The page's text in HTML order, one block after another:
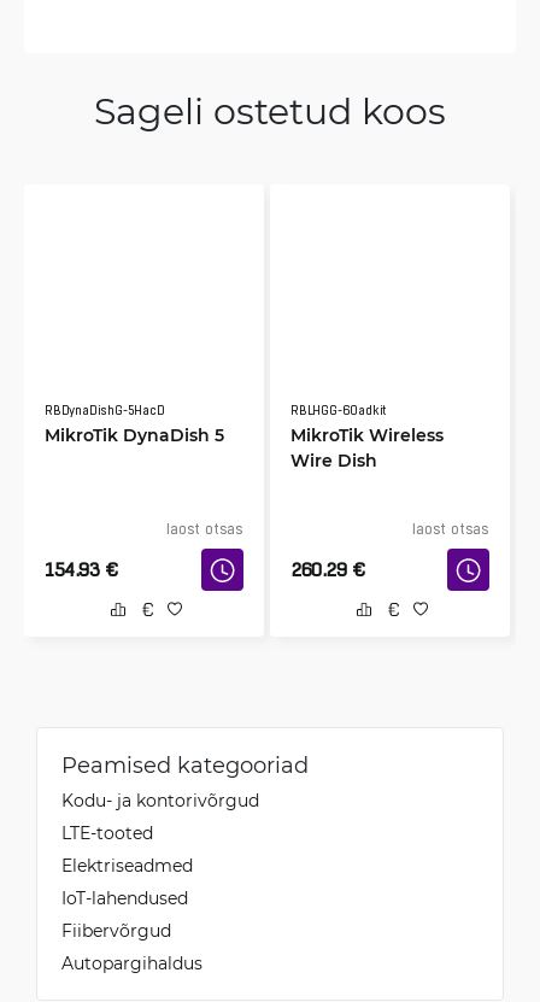
Sageli ostetud koos
RBDynaDishG-5HacD
MikroTik DynaDish 5
laost otsas
154.93 €
RBLHGG-60adkit
MikroTik Wireless
Wire Dish
laost otsas
260.29 €
Peamised kategooriad
Kodu- ja kontorivõrgud
LTE-tooted
Elektriseadmed
IoT-lahendused
Fiibervõrgud
Autopargihaldus